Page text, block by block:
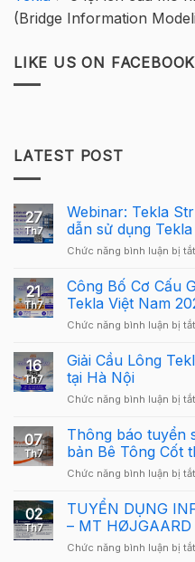
(Bridge Information
LIKE US ON FACEBOOK
LATEST POST
27
Th7
Webinar: Tekla
dẫn sử dụng
Chức năng bình luận bị tắt
21
Th7
Công Bố Cơ Cấu
Tekla Việt Nam
Chức năng bình luận bị tắt
16
Th7
Giải Cầu Lông
tại Hà Nội
Chức năng bình luận bị tắt
07
Th7
Thông báo tuyển
bản Bê Tông Cốt
Chức năng bình luận bị tắt
02
Th7
TUYỂN DỤNG
– MT
Chức năng bình luận bị tắt